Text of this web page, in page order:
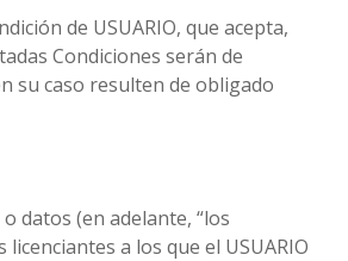
de USUARIO, que acepta,
Condiciones serán de
su caso resulten de obligado
datos (en adelante, “los
a los que el USUARIO